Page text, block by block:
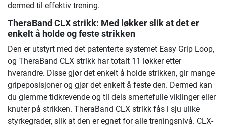
dermed til effektiv trening.
TheraBand CLX strikk: Med løkker slik at det er
enkelt å holde og feste strikken
Den er utstyrt med det patenterte systemet Easy Grip Loop,
og TheraBand CLX strikk har totalt 11 løkker etter
hverandre. Disse gjør det enkelt å holde strikken, gir mange
gripeposisjoner og gjør det enkelt å feste den. Dermed kan
du glemme tidkrevende og til dels smertefulle viklinger eller
knuter på strikken. TheraBand CLX strikk fås i sju ulike
styrkegrader, slik at den er egnet for alle treningsnivå. CLX-